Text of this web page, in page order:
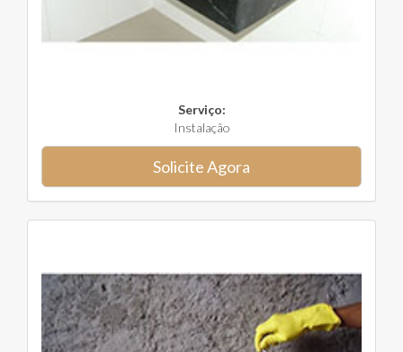
Serviço:
Instalação
Solicite Agora